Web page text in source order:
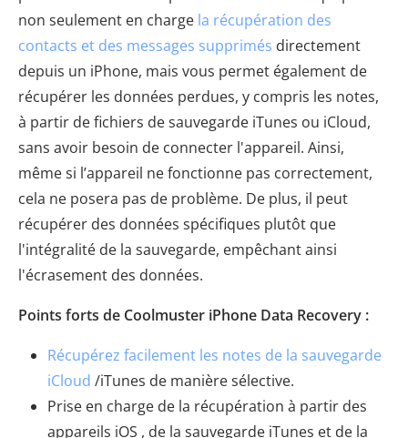
non seulement en charge la récupération des
contacts et des messages supprimés directement
depuis un iPhone, mais vous permet également de
récupérer les données perdues, y compris les notes,
à partir de fichiers de sauvegarde iTunes ou iCloud,
sans avoir besoin de connecter l'appareil. Ainsi,
même si l’appareil ne fonctionne pas correctement,
cela ne posera pas de problème. De plus, il peut
récupérer des données spécifiques plutôt que
l'intégralité de la sauvegarde, empêchant ainsi
l'écrasement des données.
Points forts de Coolmuster iPhone Data Recovery :
Récupérez facilement les notes de la sauvegarde
iCloud /iTunes de manière sélective.
Prise en charge de la récupération à partir des
appareils iOS , de la sauvegarde iTunes et de la